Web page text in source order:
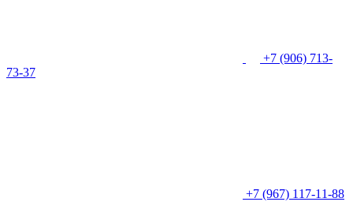
+7 (906) 713-
73-37
+7 (967) 117-11-88